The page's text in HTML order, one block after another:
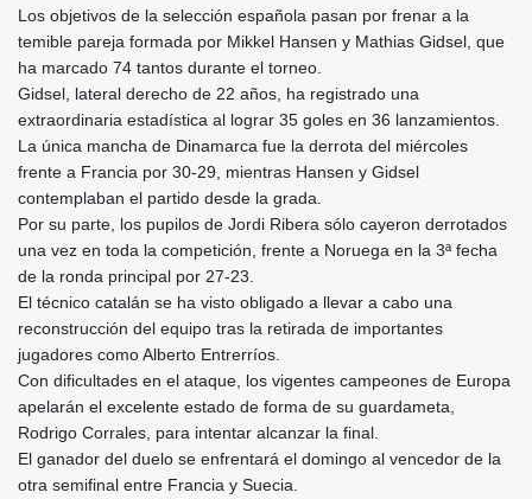
Los objetivos de la selección española pasan por frenar a la
temible pareja formada por Mikkel Hansen y Mathias Gidsel, que
ha marcado 74 tantos durante el torneo.
Gidsel, lateral derecho de 22 años, ha registrado una
extraordinaria estadística al lograr 35 goles en 36 lanzamientos.
La única mancha de Dinamarca fue la derrota del miércoles
frente a Francia por 30-29, mientras Hansen y Gidsel
contemplaban el partido desde la grada.
Por su parte, los pupilos de Jordi Ribera sólo cayeron derrotados
una vez en toda la competición, frente a Noruega en la 3ª fecha
de la ronda principal por 27-23.
El técnico catalán se ha visto obligado a llevar a cabo una
reconstrucción del equipo tras la retirada de importantes
jugadores como Alberto Entrerríos.
Con dificultades en el ataque, los vigentes campeones de Europa
apelarán el excelente estado de forma de su guardameta,
Rodrigo Corrales, para intentar alcanzar la final.
El ganador del duelo se enfrentará el domingo al vencedor de la
otra semifinal entre Francia y Suecia.